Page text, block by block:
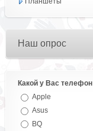
Наш опрос
Какой у Вас телефон
Apple
Asus
BQ